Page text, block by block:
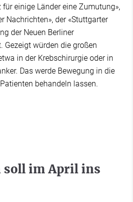
einige Länder eine Zumutung»,
Nachrichten», der «Stuttgarter
der Neuen Berliner
Gezeigt würden die großen
in der Krebschirurgie oder in
Das werde Bewegung in die
behandeln lassen.
im April ins